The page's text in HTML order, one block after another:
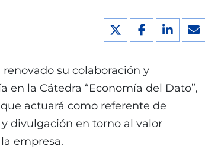
su colaboración y
la Cátedra “Economía del Dato”,
actuará como referente de
divulgación en torno al valor
empresa.